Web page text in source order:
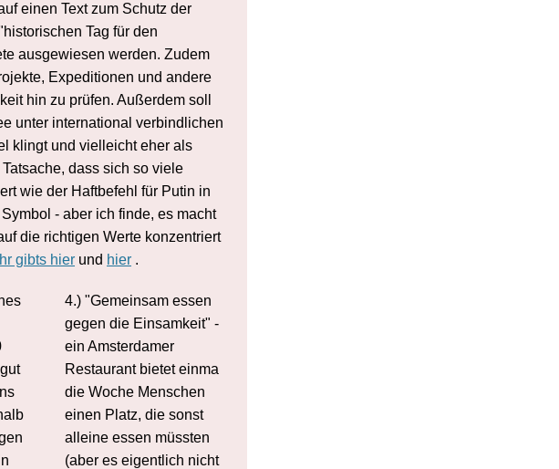
einen Text zum Schutz der
Tag für den
ausgewiesen werden. Zudem
Expeditionen und andere
hin zu prüfen. Außerdem soll
unter international verbindlichen
klingt und vielleicht eher als
dass sich so viele
wie der Haftbefehl für Putin in
- aber ich finde, es macht
die richtigen Werte konzentriert
gibts hier und hier .
4.) "Gemeinsam essen
gegen die Einsamkeit" -
ein Amsterdamer
Restaurant bietet einma
die Woche Menschen
einen Platz, die sonst
alleine essen müssten
(aber es eigentlich nicht